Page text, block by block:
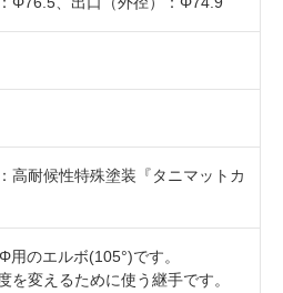
高耐候性特殊塗装『タニマットカ
用のエルボ(105°)です。
を変えるために使う継手です。